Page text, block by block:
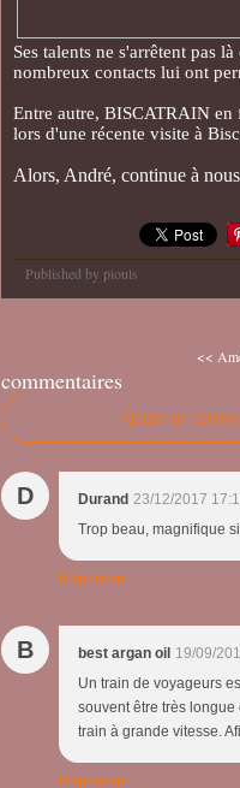
Ses talents ne s'arrêtent pas
nombreux contacts lui ont
Entre autre, BISCATRAIN
lors d'une récente visite à
Alors, André, continue à
Published by piouls
<<
commentaires
Ajouter un
D Durand 23/12/2017
Trop beau, magnifique
Répondre
B best argan oil 19/09/
Un train de voyageurs
souvent être très
train à grande vitesse.
Répondre